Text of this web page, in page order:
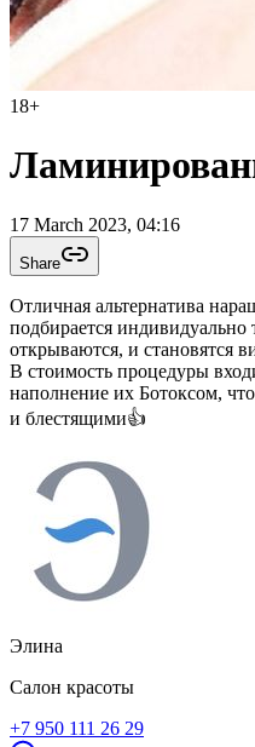
18+
17 March 2023, 04:16
Share
Отличная альтернатива
подбирается индивидуально
открываются, и становятся визуально больше, распахиваются.
В стоимость процедуры
наполнение их Ботоксом,
и блестящими👍
Элина
Салон красоты
+7 950 111 26 29